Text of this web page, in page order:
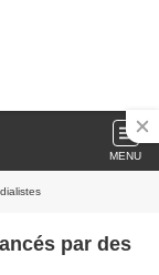
MENU
par des